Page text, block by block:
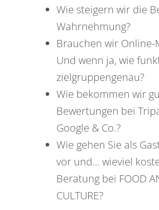
Wie steigern wir die
Wahrnehmung?
Brauchen wir Online-
Und wenn ja, wie
zielgruppengenau?
Wie bekommen wir
Bewertungen bei
Google & Co.?
Wie gehen Sie als
vor und… wieviel
Beratung bei FOOD
CULTURE?